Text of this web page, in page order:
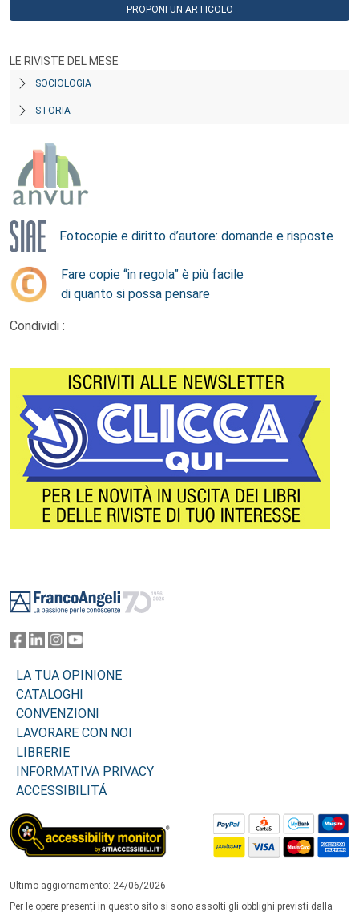
PROPONI UN ARTICOLO
LE RIVISTE DEL MESE
SOCIOLOGIA
STORIA
Fotocopie e diritto d’autore: domande e risposte
Fare copie “in regola” è più facile
di quanto si possa pensare
Condividi :
LA TUA OPINIONE
CATALOGHI
CONVENZIONI
LAVORARE CON NOI
LIBRERIE
INFORMATIVA PRIVACY
ACCESSIBILITÁ
Ultimo aggiornamento: 24/06/2026
Per le opere presenti in questo sito si sono assolti gli obblighi previsti dalla